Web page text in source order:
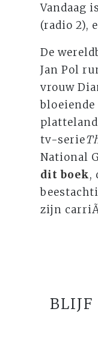
Vandaag
(radio 2),
De
Jan Pol
vrouw
tv-serie
National
dit boek,
zijn
BLIJF